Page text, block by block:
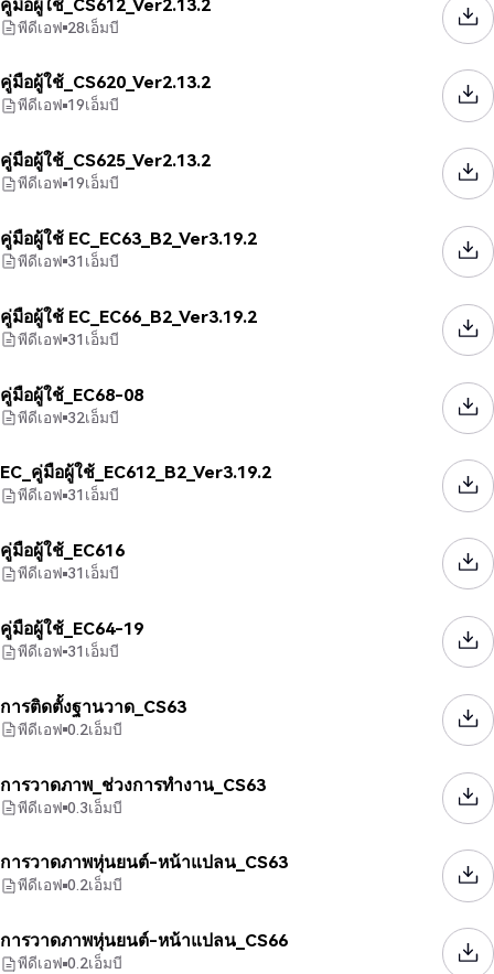
คู่มือผู้ใช้_CS612_Ver2.13.2
พีดีเอฟ 28เอ็มบี
คู่มือผู้ใช้_CS620_Ver2.13.2
พีดีเอฟ 19เอ็มบี
คู่มือผู้ใช้_CS625_Ver2.13.2
พีดีเอฟ 19เอ็มบี
คู่มือผู้ใช้ EC_EC63_B2_Ver3.19.2
พีดีเอฟ 31เอ็มบี
คู่มือผู้ใช้ EC_EC66_B2_Ver3.19.2
พีดีเอฟ 31เอ็มบี
คู่มือผู้ใช้_EC68-08
พีดีเอฟ 32เอ็มบี
EC_คู่มือผู้ใช้_EC612_B2_Ver3.19.2
พีดีเอฟ 31เอ็มบี
คู่มือผู้ใช้_EC616
พีดีเอฟ 31เอ็มบี
คู่มือผู้ใช้_EC64-19
พีดีเอฟ 31เอ็มบี
การติดตั้งฐานวาด_CS63
พีดีเอฟ 0.2เอ็มบี
การวาดภาพ_ช่วงการทำงาน_CS63
พีดีเอฟ 0.3เอ็มบี
การวาดภาพหุ่นยนต์-หน้าแปลน_CS63
พีดีเอฟ 0.2เอ็มบี
การวาดภาพหุ่นยนต์-หน้าแปลน_CS66
พีดีเอฟ 0.2เอ็มบี